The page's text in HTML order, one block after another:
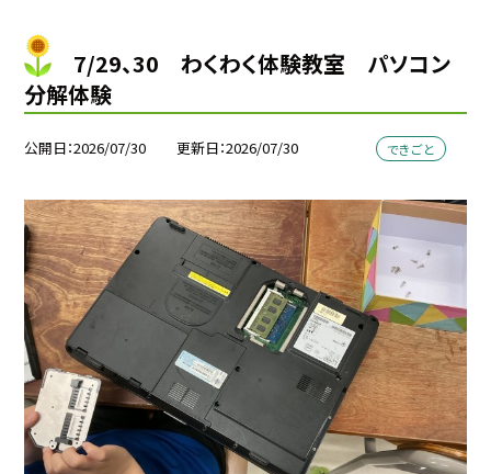
7/29、30 わくわく体験教室 パソコン
分解体験
公開日 2026/07/30 更新日 2026/07/30 できごと